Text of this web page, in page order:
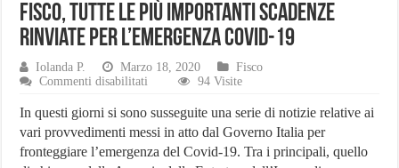
Fisco, tutte le più importanti scadenze
rinviate per l’emergenza Covid-19
Iolanda P. Marzo 18, 2020
Fisco
Commenti disabilitati
tutte
più
importanti
94 Visite
In questi giorni si sono susseguite una serie di notizie relative ai
vari provvedimenti messi in atto dal Governo Italia per
fronteggiare l’emergenza del Covid-19. Tra i principali, quello